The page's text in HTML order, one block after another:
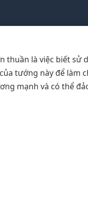
thuần là việc biết sử
tướng này để làm
mạnh và có thể